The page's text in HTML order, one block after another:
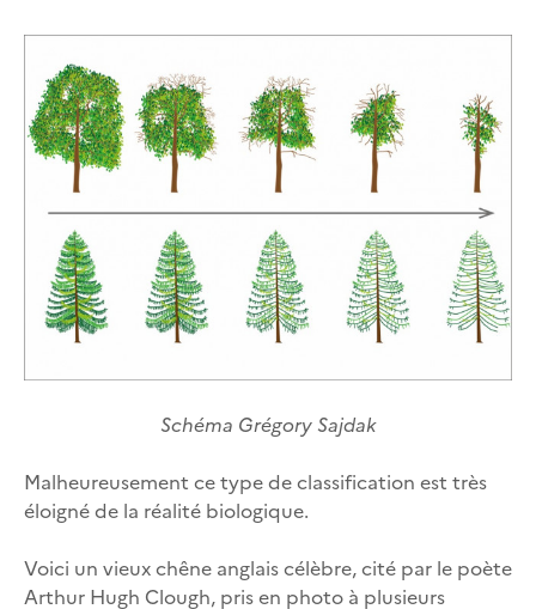
Schéma Grégory Sajdak
Malheureusement ce type de classification est très
éloigné de la réalité biologique.
Voici un vieux chêne anglais célèbre, cité par le poète
Arthur Hugh Clough, pris en photo à plusieurs